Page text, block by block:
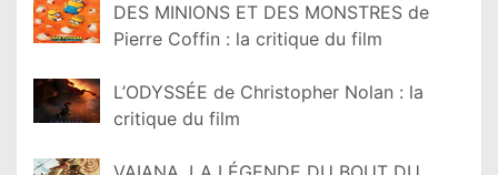
DES MINIONS ET DES MONSTRES de
Pierre Coffin : la critique du film
L’ODYSSÉE de Christopher Nolan : la
critique du film